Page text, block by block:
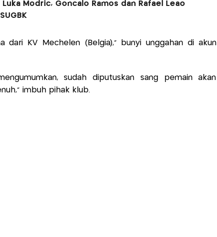
Luka Modric, Goncalo Ramos dan Rafael Leao
dari KV Mechelen (Belgia),” bunyi unggahan di akun
sudah diputuskan sang pemain akan
imbuh pihak klub.